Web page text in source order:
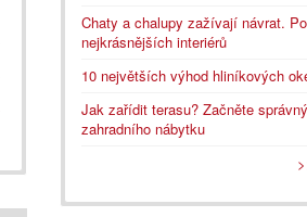
Chaty a chalupy zažívají návrat.
nejkrásnějších interiérů
10 největších výhod hliníkových
Jak zařídit terasu? Začněte
zahradního nábytku